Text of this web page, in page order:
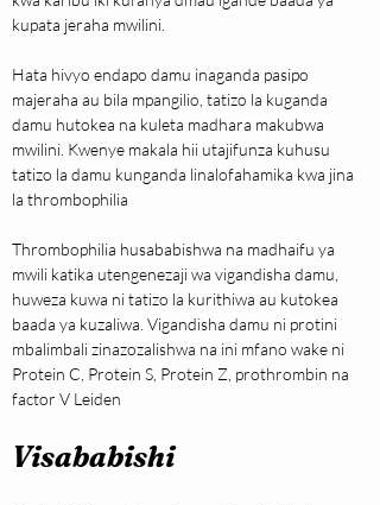
kupata jeraha mwilini.
Hata hivyo endapo damu inaganda pasipo
majeraha au bila mpangilio, tatizo la kuganda
damu hutokea na kuleta madhara makubwa
mwilini. Kwenye makala hii utajifunza kuhusu
tatizo la damu kunganda linalofahamika kwa jina
la thrombophilia
Thrombophilia husababishwa na madhaifu ya
mwili katika utengenezaji wa vigandisha damu,
huweza kuwa ni tatizo la kurithiwa au kutokea
baada ya kuzaliwa. Vigandisha damu ni protini
mbalimbali zinazozalishwa na ini mfano wake ni
Protein C, Protein S, Protein Z, prothrombin na
factor V Leiden
Visababishi